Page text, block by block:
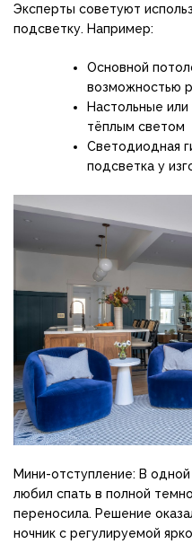
Эксперты советуют
подсветку. Например:
Основной
возможностью
Настольные
тёплым светом
Светодиодная
подсветка у
Мини-отступление: В
любил спать в полной
переносила. Решение
ночник с регулируемой